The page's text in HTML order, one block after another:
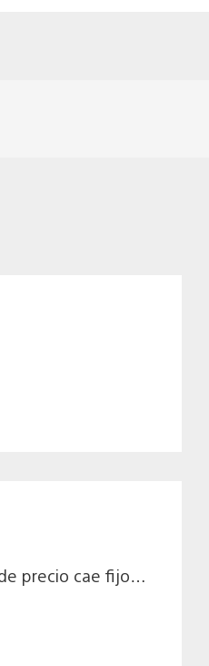
precio cae fijo…